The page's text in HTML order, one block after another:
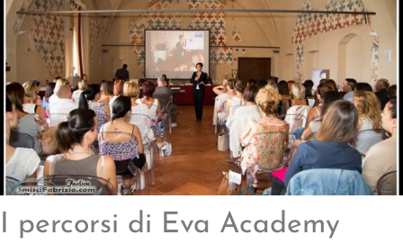
I percorsi di Eva Academy